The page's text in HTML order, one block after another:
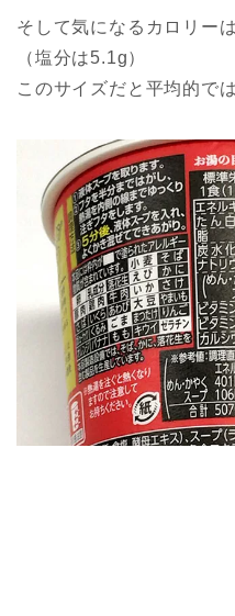
そして気になるカロリー
（塩分は5.1g）
このサイズだと平均的で